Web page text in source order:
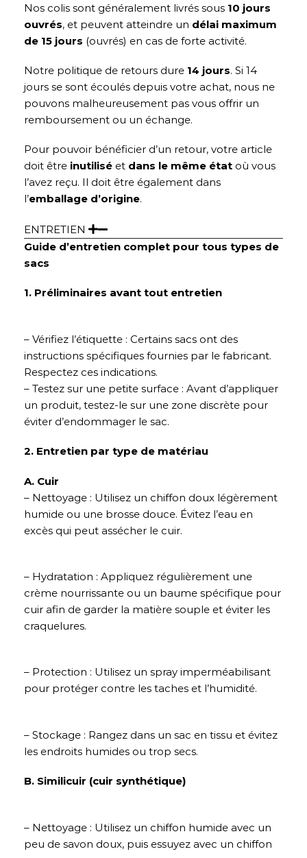
Nos colis sont généralement livrés sous 10 jours
ouvrés, et peuvent atteindre un délai maximum
de 15 jours (ouvrés) en cas de forte activité.
Notre politique de retours dure 14 jours. Si 14
jours se sont écoulés depuis votre achat, nous ne
pouvons malheureusement pas vous offrir un
remboursement ou un échange.
Pour pouvoir bénéficier d’un retour, votre article
doit être inutilisé et dans le même état où vous
l’avez reçu. Il doit être également dans
l’emballage d’origine.
ENTRETIEN
Guide d’entretien complet pour tous types de
sacs
1. Préliminaires avant tout entretien
– Vérifiez l’étiquette : Certains sacs ont des
instructions spécifiques fournies par le fabricant.
Respectez ces indications.
– Testez sur une petite surface : Avant d’appliquer
un produit, testez-le sur une zone discrète pour
éviter d’endommager le sac.
2. Entretien par type de matériau
A. Cuir
– Nettoyage : Utilisez un chiffon doux légèrement
humide ou une brosse douce. Évitez l’eau en
excès qui peut assécher le cuir.
– Hydratation : Appliquez régulièrement une
crème nourrissante ou un baume spécifique pour
cuir afin de garder la matière souple et éviter les
craquelures.
– Protection : Utilisez un spray imperméabilisant
pour protéger contre les taches et l’humidité.
– Stockage : Rangez dans un sac en tissu et évitez
les endroits humides ou trop secs.
B. Similicuir (cuir synthétique)
– Nettoyage : Utilisez un chiffon humide avec un
peu de savon doux, puis essuyez avec un chiffon